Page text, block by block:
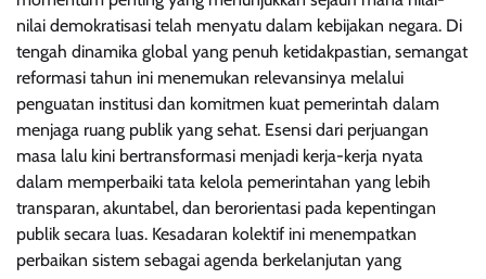
nilai demokratisasi telah menyatu dalam kebijakan negara. Di
tengah dinamika global yang penuh ketidakpastian, semangat
reformasi tahun ini menemukan relevansinya melalui
penguatan institusi dan komitmen kuat pemerintah dalam
menjaga ruang publik yang sehat. Esensi dari perjuangan
masa lalu kini bertransformasi menjadi kerja-kerja nyata
dalam memperbaiki tata kelola pemerintahan yang lebih
transparan, akuntabel, dan berorientasi pada kepentingan
publik secara luas. Kesadaran kolektif ini menempatkan
perbaikan sistem sebagai agenda berkelanjutan yang